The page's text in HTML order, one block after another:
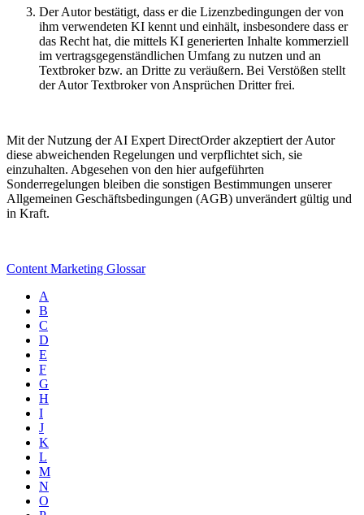
Der Autor bestätigt, dass er die Lizenzbedingungen der von
ihm verwendeten KI kennt und einhält, insbesondere dass er
das Recht hat, die mittels KI generierten Inhalte kommerziell
im vertragsgegenständlichen Umfang zu nutzen und an
Textbroker bzw. an Dritte zu veräußern. Bei Verstößen stellt
der Autor Textbroker von Ansprüchen Dritter frei.
Mit der Nutzung der AI Expert DirectOrder akzeptiert der Autor
diese abweichenden Regelungen und verpflichtet sich, sie
einzuhalten. Abgesehen von den hier aufgeführten
Sonderregelungen bleiben die sonstigen Bestimmungen unserer
Allgemeinen Geschäftsbedingungen (AGB) unverändert gültig und
in Kraft.
Content Marketing Glossar
A
B
C
D
E
F
G
H
I
J
K
L
M
N
O